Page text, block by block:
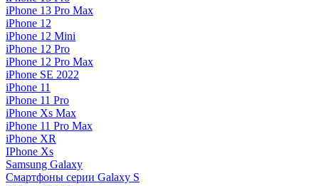
iPhone 13 Pro Max
iPhone 12
iPhone 12 Mini
iPhone 12 Pro
iPhone 12 Pro Max
iPhone SE 2022
iPhone 11
iPhone 11 Pro
iPhone Xs Max
iPhone 11 Pro Max
iPhone XR
IPhone Xs
Samsung Galaxy
Смартфоны серии Galaxy S